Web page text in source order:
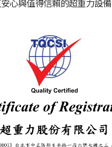
心與值得信賴的超重力設備